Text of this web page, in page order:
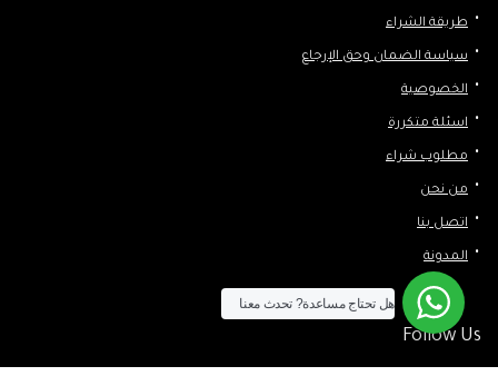
طريقة الشراء
سياسة الضمان وحق الإرجاع
الخصوصية
اسئلة متكررة
مطلوب شراء
من نحن
اتصل بنا
المدونة
Follow Us
هل تحتاج مساعدة? تحدث معنا